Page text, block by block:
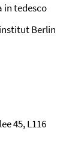
in tedesco
Berlin
45, L116